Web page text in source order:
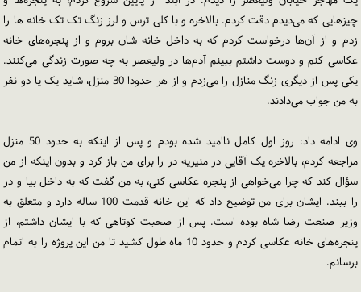
چیزهایی که می‌دیدم دقت کردم. بالاخره و با کلی ترس و لرز زنگ تک تک خانه ها را
زدم و از آن‌ها درخواست کردم که به داخل خانه شان بروم و از پنجره‌های خانه
عکاسی کنم و دوست داشتم ببینم آدم‌ها در ولیعصر به چه صورت زندگی می‌کنند.
یکی پس از دیگری زنگ منازل را می‌زدم و از هر حدودا 30 منزل، شاید یک یا دو نفر
به من جواب می‌دادند.
وی ادامه داد: روز اول کامل ناامید شده بودم و پس از اینکه به حدود 50 منزل
مراجعه کردم، بالاخره یک آقایی در منیریه در را برای من باز کرد و بدون اینکه از من
سؤال کند که چرا می‌خواهی از پنجره عکاسی کنی، به من گفت که به داخل بیا و در
را ببند. ایشان برای من توضیح داد که این خانه قدمت 100 ساله دارد و متعلق به
وزیر صنعت رضا شاه بوده است. پس از صحبت کوتاهی که با ایشان داشتم، از
پنجره‌های خانه عکاسی کردم و حدود 10 ماه طول کشید تا من این پروژه را به اتمام
برسانم.